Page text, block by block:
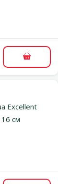
В
Excellent
см